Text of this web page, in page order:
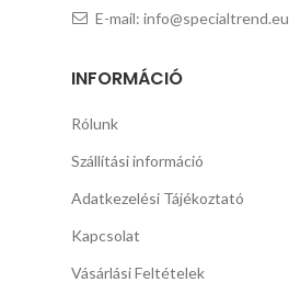
E-mail: info@specialtrend.eu
INFORMÁCIÓ
Rólunk
Szállítási információ
Adatkezelési Tájékoztató
Kapcsolat
Vásárlási Feltételek